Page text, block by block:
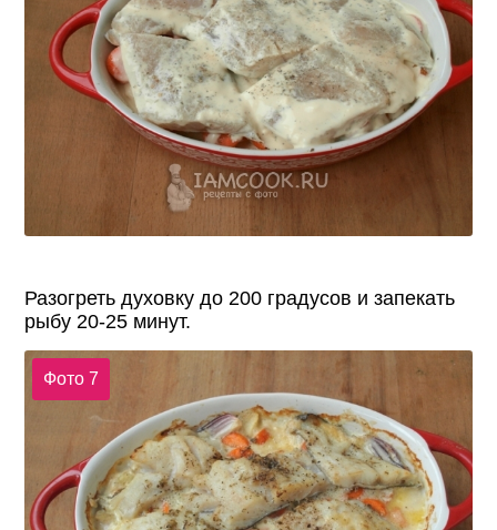
Разогреть духовку до 200 градусов и запекать
рыбу 20-25 минут.
Фото 7